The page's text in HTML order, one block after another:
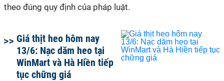
theo đúng quy định của pháp luật.
Giá thịt heo hôm nay
13/6: Nạc dăm heo tại
WinMart và Hà Hiền tiếp
tục chững giá